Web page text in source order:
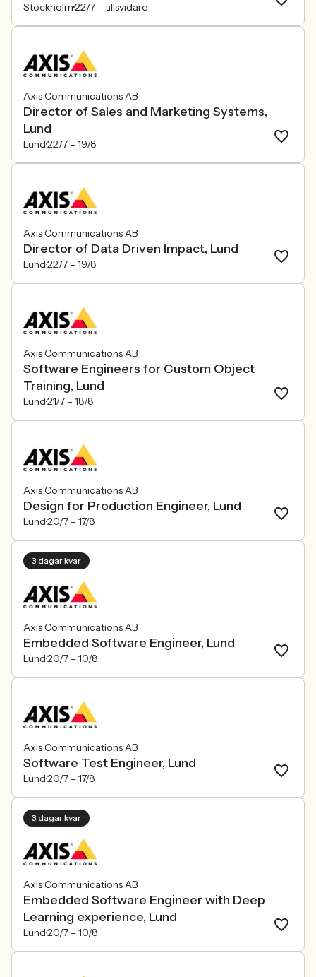
Stockholm22/7 – tillsvidare
Axis Communications AB
Director of Sales and Marketing Systems,
Lund
Lund22/7 – 19/8
Axis Communications AB
Director of Data Driven Impact, Lund
Lund22/7 – 19/8
Axis Communications AB
Software Engineers for Custom Object
Training, Lund
Lund21/7 – 18/8
Axis Communications AB
Design for Production Engineer, Lund
Lund20/7 – 17/8
3 dagar kvar
Axis Communications AB
Embedded Software Engineer, Lund
Lund20/7 – 10/8
Axis Communications AB
Software Test Engineer, Lund
Lund20/7 – 17/8
3 dagar kvar
Axis Communications AB
Embedded Software Engineer with Deep
Learning experience, Lund
Lund20/7 – 10/8